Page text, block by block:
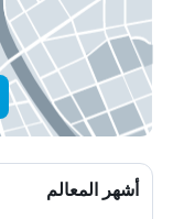
أشهر المعالم